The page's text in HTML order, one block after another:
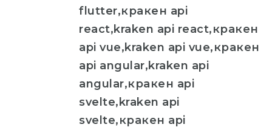
flutter,кракен api
react,kraken api react,кракен
api vue,kraken api vue,кракен
api angular,kraken api
angular,кракен api
svelte,kraken api
svelte,кракен api